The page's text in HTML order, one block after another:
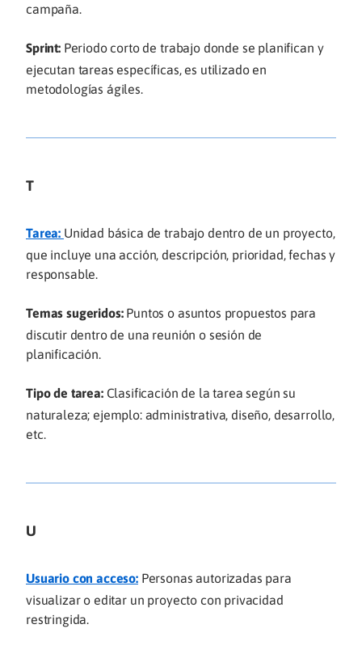
campaña.
Sprint: Periodo corto de trabajo donde se planifican y
ejecutan tareas específicas, es utilizado en
metodologías ágiles.
T
Tarea: Unidad básica de trabajo dentro de un proyecto,
que incluye una acción, descripción, prioridad, fechas y
responsable.
Temas sugeridos:Puntos o asuntos propuestos para
discutir dentro de una reunión o sesión de
planificación.
Tipo de tarea:Clasificación de la tarea según su
naturaleza; ejemplo: administrativa, diseño, desarrollo,
etc.
U
Usuario con acceso: Personas autorizadas para
visualizar o editar un proyecto con privacidad
restringida.